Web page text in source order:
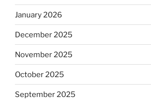
January 2026
December 2025
November 2025
October 2025
September 2025